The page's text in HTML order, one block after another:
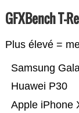
GFXBench T-
Plus élevé =
Apple iPhone
Huawei P30
Samsung